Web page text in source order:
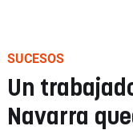
SUCESOS
Un
Navarra